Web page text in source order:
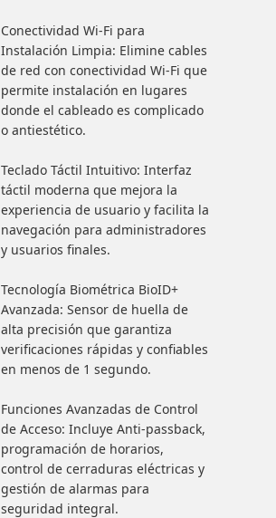
Conectividad Wi-Fi para
Instalación Limpia: Elimine cables
de red con conectividad Wi-Fi que
permite instalación en lugares
donde el cableado es complicado
o antiestético.
Teclado Táctil Intuitivo: Interfaz
táctil moderna que mejora la
experiencia de usuario y facilita la
navegación para administradores
y usuarios finales.
Tecnología Biométrica BioID+
Avanzada: Sensor de huella de
alta precisión que garantiza
verificaciones rápidas y confiables
en menos de 1 segundo.
Funciones Avanzadas de Control
de Acceso: Incluye Anti-passback,
programación de horarios,
control de cerraduras eléctricas y
gestión de alarmas para
seguridad integral.